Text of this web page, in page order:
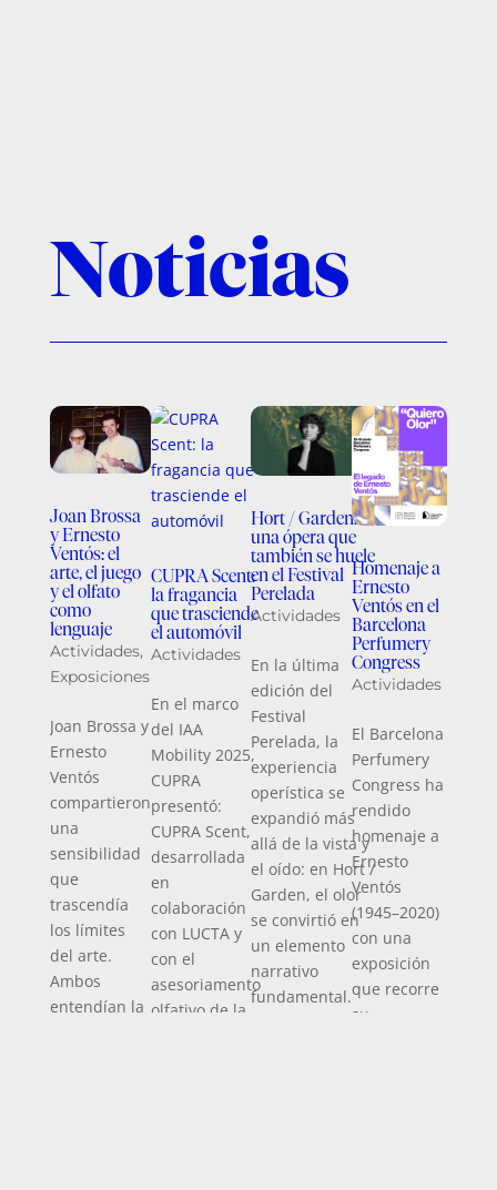
Noticias
Joan Brossa
y Ernesto
Ventós: el
arte, el juego
y el olfato
como
lenguaje
Actividades,
Exposiciones
Joan Brossa y
Ernesto
Ventós
compartieron
una
sensibilidad
que
trascendía
los límites
del arte.
Ambos
entendían la
CUPRA Scent:
la fragancia
que trasciende
el automóvil
Actividades
En el marco
del IAA
Mobility 2025,
CUPRA
presentó:
CUPRA Scent,
desarrollada
en
colaboración
con LUCTA y
con el
asesoriamento
olfativo de la
Hort / Garden:
una ópera que
también se huele
en el Festival
Perelada
Actividades
En la última
edición del
Festival
Perelada, la
experiencia
operística se
expandió más
allá de la vista y
el oído: en Hort /
Garden, el olor
se convirtió en
un elemento
narrativo
fundamental.
Homenaje a
Ernesto
Ventós en el
Barcelona
Perfumery
Congress
Actividades
El Barcelona
Perfumery
Congress ha
rendido
homenaje a
Ernesto
Ventós
(1945–2020)
con una
exposición
que recorre
su